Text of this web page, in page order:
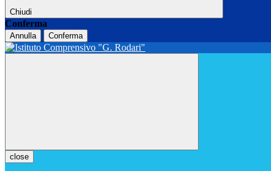
Chiudi
Conferma
Annulla Conferma
close